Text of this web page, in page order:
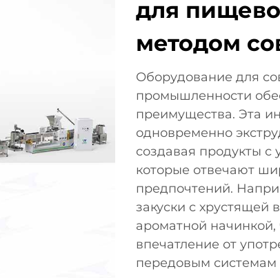
для
методом
Оборудование для
промышленности
преимущества. Эта
одновременно
создавая продукты с
которые отвечают
предпочтений.
закуски с хрустящей
ароматной
впечатление от
передовым системам